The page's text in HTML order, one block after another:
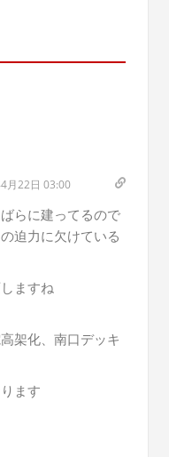
月22日 03:00
らに建ってるので
迫力に欠けている
ますね
架化、南口デッキ
ます